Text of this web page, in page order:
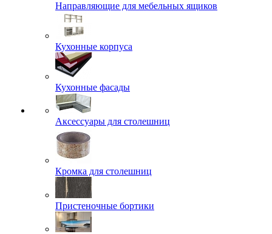
Направляющие для мебельных ящиков
Кухонные корпуса
Кухонные фасады
Аксессуары для столешниц
Кромка для столешниц
Пристеночные бортики